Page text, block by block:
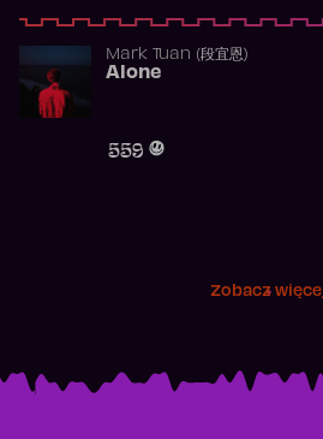
Mark Tuan (段宜恩)
Alone
559
Zobacz więcej